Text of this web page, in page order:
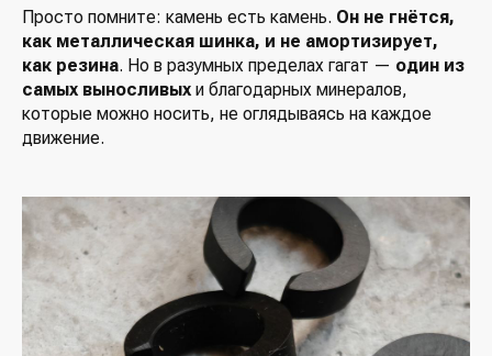
Просто помните: камень есть камень. Он не гнётся,
как металлическая шинка, и не амортизирует,
как резина. Но в разумных пределах гагат — один из
самых выносливых и благодарных минералов,
которые можно носить, не оглядываясь на каждое
движение.